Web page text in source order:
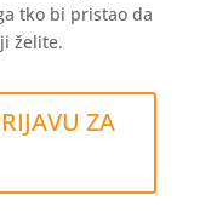
tko bi pristao da
želite.
ZA